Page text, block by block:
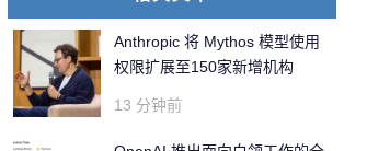
Anthropic 将 Mythos 模型使用
权限扩展至150家新增机构
13 分钟前